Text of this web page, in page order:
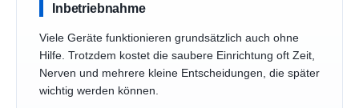
Inbetriebnahme
Viele Geräte funktionieren grundsätzlich auch ohne
Hilfe. Trotzdem kostet die saubere Einrichtung oft Zeit,
Nerven und mehrere kleine Entscheidungen, die später
wichtig werden können.